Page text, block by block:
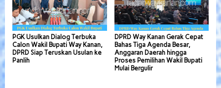
PGK Usulkan Dialog Terbuka
Calon Wakil Bupati Way Kanan,
DPRD Siap Teruskan Usulan ke
Panlih
DPRD Way Kanan Gerak Cepat
Bahas Tiga Agenda Besar,
Anggaran Daerah hingga
Proses Pemilihan Wakil Bupati
Mulai Bergulir